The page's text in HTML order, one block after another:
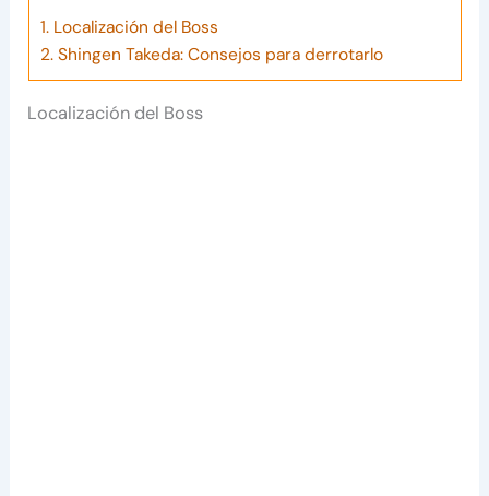
1.Localización del Boss
2.Shingen Takeda: Consejos para derrotarlo
Localización del Boss